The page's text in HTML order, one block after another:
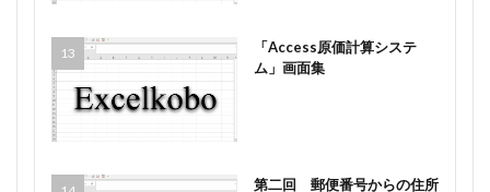
「Access原価計算システ
ム」画面集
第二回 郵便番号からの住所